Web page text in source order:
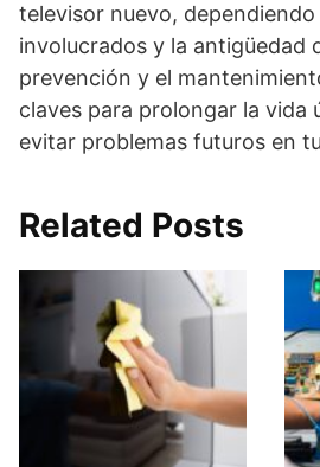
televisor nuevo,
involucrados y la antigüedad
prevención y el
claves para prolongar la vida
evitar problemas futuros en
Related Posts